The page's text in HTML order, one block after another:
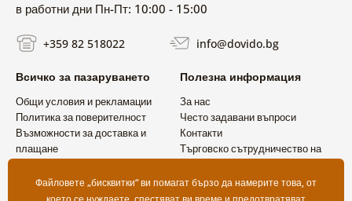
в работни дни Пн-Пт: 10:00 - 15:00
+359 82 518022 info@dovido.bg
Всичко за пазаруването
Общи условия и рекламации
Политика за поверителност
Възможности за доставка и
плащане
Полезна информация
За нас
Често задавани въпроси
Контакти
Търговско сътрудничество на
Файловете „бисквитки“ ви помагат бързо да намерите това, от